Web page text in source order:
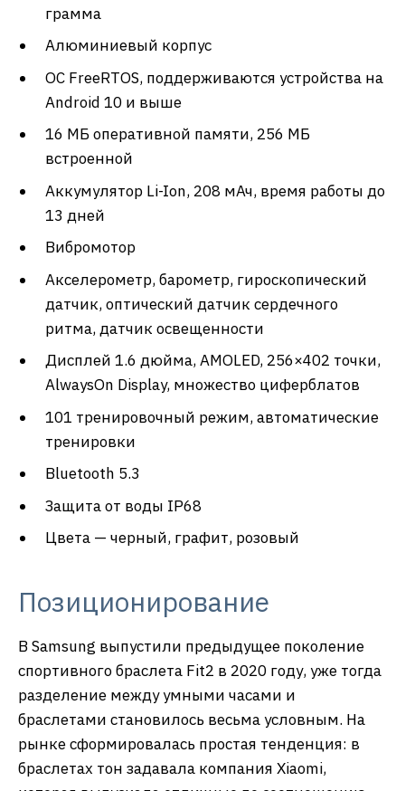
грамма
Алюминиевый корпус
ОС FreeRTOS, поддерживаются устройства на
Android 10 и выше
16 МБ оперативной памяти, 256 МБ
встроенной
Аккумулятор Li-Ion, 208 мАч, время работы до
13 дней
Вибромотор
Акселерометр, барометр, гироскопический
датчик, оптический датчик сердечного
ритма, датчик освещенности
Дисплей 1.6 дюйма, AMOLED, 256×402 точки,
AlwaysOn Display, множество циферблатов
101 тренировочный режим, автоматические
тренировки
Bluetooth 5.3
Защита от воды IP68
Цвета — черный, графит, розовый
Позиционирование
В Samsung выпустили предыдущее поколение
спортивного браслета Fit2 в 2020 году, уже тогда
разделение между умными часами и
браслетами становилось весьма условным. На
рынке сформировалась простая тенденция: в
браслетах тон задавала компания Xiaomi,